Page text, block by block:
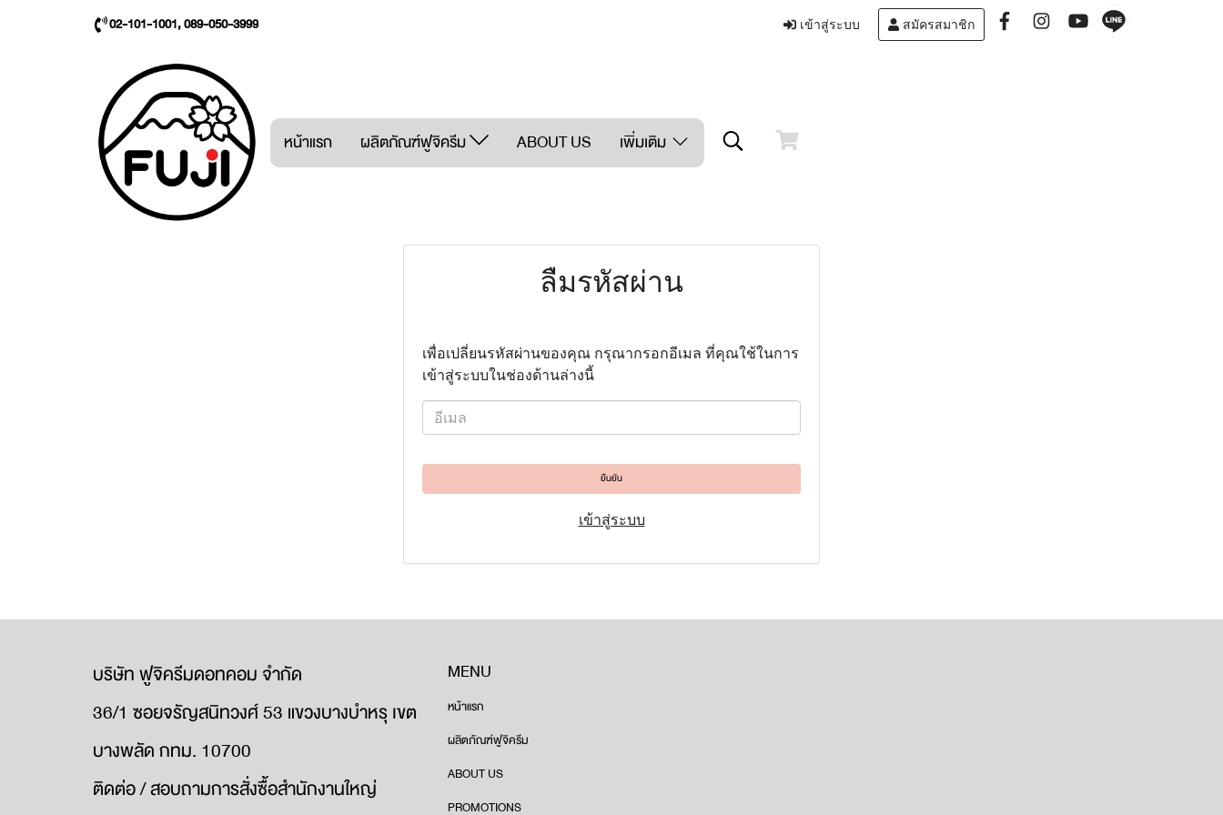
02-101-1001, 089-050-3999 เข้าสู่ระบบ สมัครสมาชิก
หน้าแรก ผลิตภัณฑ์ฟูจิครีม ABOUT US เพิ่มเติม
ลืมรหัสผ่าน
เพื่อเปลี่ยนรหัสผ่านของคุณ กรุณากรอกอีเมล ที่คุณใช้ในการ
เข้าสู่ระบบในช่องด้านล่างนี้
ยืนยัน
เข้าสู่ระบบ
บริษัท ฟูจิครีมดอทคอม จำกัด
36/1 ซอยจรัญสนิทวงศ์ 53 แขวงบางบำหรุ เขต
บางพลัด กทม. 10700
ติดต่อ / สอบถามการสั่งซื้อสำนักงานใหญ่
MENU
หน้าแรก
ผลิตภัณฑ์ฟูจิครีม
ABOUT US
PROMOTIONS